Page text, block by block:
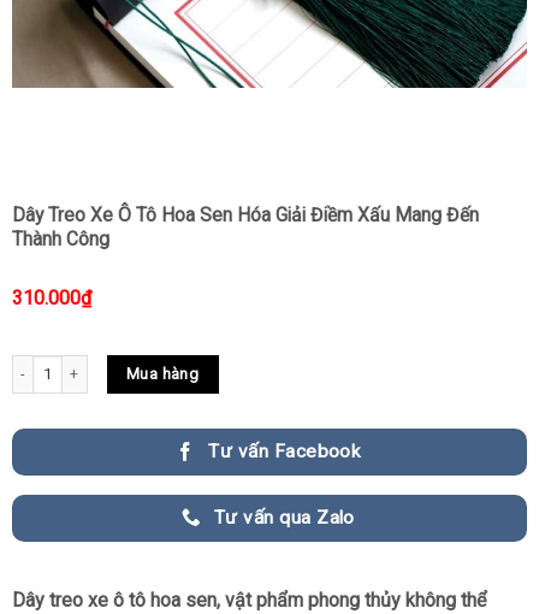
Dây Treo Xe Ô Tô Hoa Sen Hóa Giải Điềm Xấu Mang Đến
Thành Công
310.000₫
Dây Treo Xe Ô Tô Hoa Sen Hóa Giải Điềm Xấu Mang Đến Thành Công quantity
Mua hàng
Tư vấn Facebook
Tư vấn qua Zalo
Dây treo xe ô tô hoa sen, vật phẩm phong thủy không thể